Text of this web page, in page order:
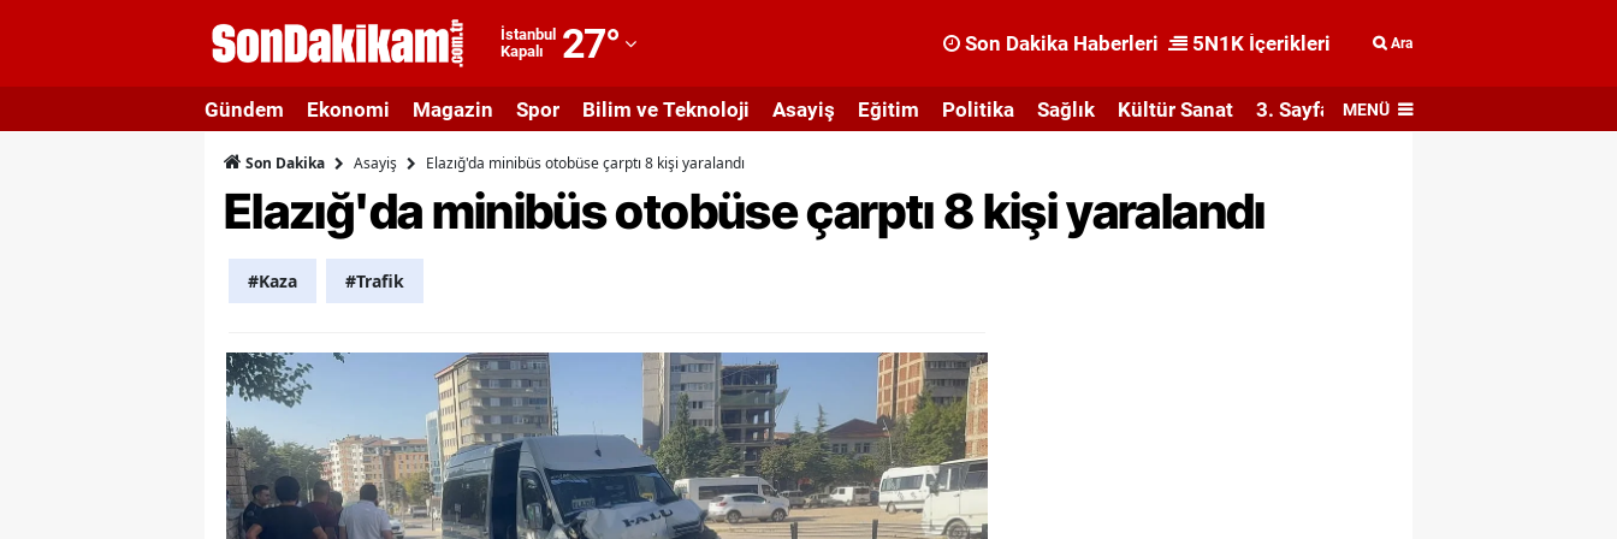
İstanbul
Kapalı
27°
Adıyaman
Afyonkarahisar
Ağrı
Antalya
Artvin
Aydın
Balıkesir
Son Dakika Haberleri 5N1K İçerikleri Ara
Gündem Ekonomi Magazin Spor Bilim ve Teknoloji Asayiş Eğitim Politika Sağlık Kültür Sanat 3. Sayfa MENÜ
Son Dakika Asayiş Elazığ'da minibüs otobüse çarptı 8 kişi yaralandı
Elazığ'da minibüs otobüse çarptı 8 kişi yaralandı
#Kaza #Trafik